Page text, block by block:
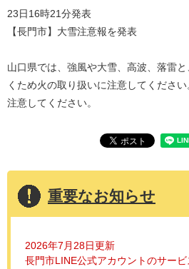
23日16時21分発表
【長門市】大雪注意報を発表
山口県では、強風や大雪、高波、落雷
くため火の取り扱いに注意してくださ
注意してください。
重要なお知らせ
2026年7月28日更新
長門市LINE公式アカウントのサー